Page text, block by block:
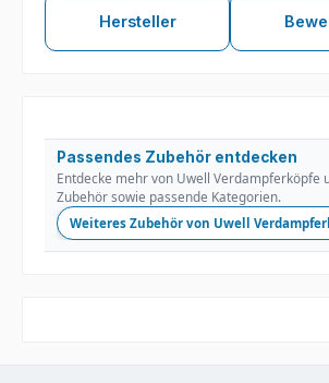
Hersteller
Passendes Zubehör entdecken
Entdecke mehr von Uwell Verdampferköpfe
Zubehör sowie passende Kategorien.
Weiteres Zubehör von Uwell